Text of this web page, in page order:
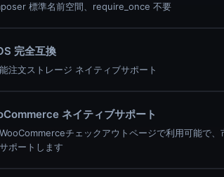
標準名前空間、require_once 不要
完全互換
注文ストレージ ネイティブサポート
ネイティブサポート
チェックアウトページで利用可能で、
ポートします